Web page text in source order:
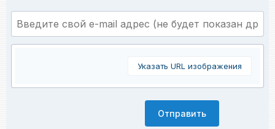
Указать URL изображения
Отправить